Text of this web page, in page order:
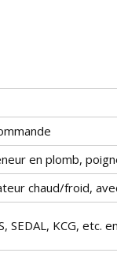
en plomb,
chaud/froid,
SEDAL, KCG, etc.